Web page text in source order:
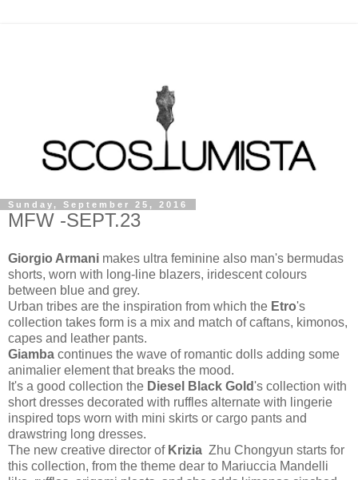
Sunday, September 25, 2016
MFW -SEPT.23
Giorgio Armani makes ultra feminine also man's bermudas
shorts, worn with long-line blazers, iridescent colours
between blue and grey.
Urban tribes are the inspiration from which the Etro's
collection takes form is a mix and match of caftans, kimonos,
capes and leather pants.
Giamba continues the wave of romantic dolls adding some
animalier element that breaks the mood.
It's a good collection the Diesel Black Gold's collection with
short dresses decorated with ruffles alternate with lingerie
inspired tops worn with mini skirts or cargo pants and
drawstring long dresses.
The new creative director of Krizia Zhu Chongyun starts for
this collection, from the theme dear to Mariuccia Mandelli